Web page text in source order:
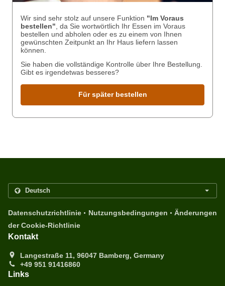
Wir sind sehr stolz auf unsere Funktion "Im Voraus
bestellen" , da Sie wortwörtlich Ihr Essen im Voraus
bestellen und abholen oder es zu einem von Ihnen
gewünschten Zeitpunkt an Ihr Haus liefern lassen
können.
Sie haben die vollständige Kontrolle über Ihre Bestellung.
Gibt es irgendetwas besseres?
Für später bestellen
Datenschutzrichtlinie . Nutzungsbedingungen . Änderungen
der Cookie-Richtlinie
Kontakt
Langestraße 11, 96047 Bamberg, Germany
+49 951 91416860
Links